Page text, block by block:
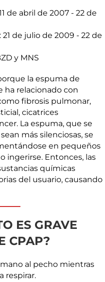
de abril de 2007 - 22 de
: 21 de julio de 2009 - 22 de
y MNS
la espuma de
ha relacionado con
fibrosis pulmonar,
cicatrices
La espuma, que se
más silenciosas, se
en pequeños
ingerirse. Entonces, las
químicas
del usuario, causando
ES GRAVE
CPAP?